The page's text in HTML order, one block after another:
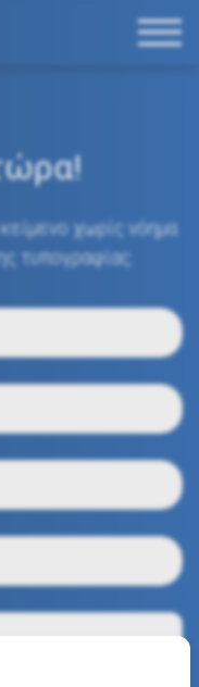
χωρίς νόημα
τυπογραφίας.